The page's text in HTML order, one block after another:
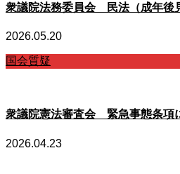
衆議院法務委員会 民法（成年後
2026.05.20
国会質疑
衆議院憲法審査会 緊急事態条項
2026.04.23